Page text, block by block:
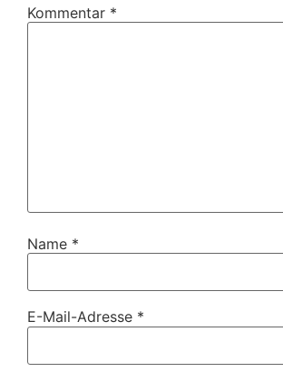
Kommentar *
Name *
E-Mail-Adresse *